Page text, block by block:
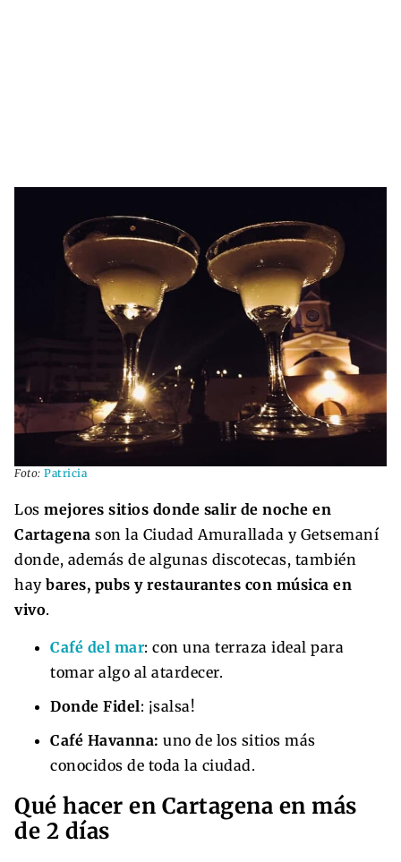
Foto: Patricia
Los mejores sitios donde salir de noche en
Cartagena son la Ciudad Amurallada y Getsemaní
donde, además de algunas discotecas, también
hay bares, pubs y restaurantes con música en
vivo.
Café del mar: con una terraza ideal para
tomar algo al atardecer.
Donde Fidel: ¡salsa!
Café Havanna: uno de los sitios más
conocidos de toda la ciudad.
Qué hacer en Cartagena en más
de 2 días